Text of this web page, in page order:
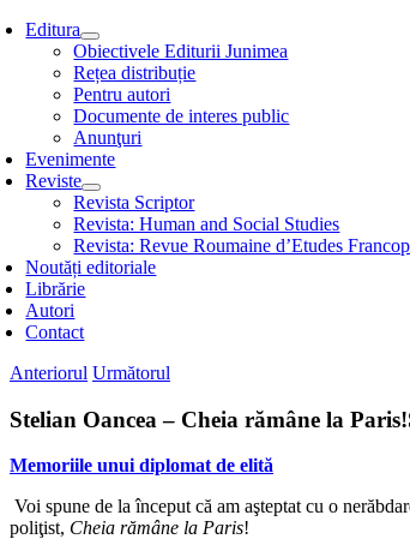
Editura
Obiectivele Editurii Junimea
Rețea distribuție
Pentru autori
Documente de interes public
Anunţuri
Evenimente
Reviste
Revista Scriptor
Revista: Human and Social Studies
Revista: Revue Roumaine d’Etudes
Noutăți editoriale
Librărie
Autori
Contact
Anteriorul Următorul
Stelian Oancea – Cheia rămâne la Paris!
Memoriile unui diplomat de elită
Voi spune de la început că am aşteptat cu o
poliţist, Cheia rămâne la Paris!